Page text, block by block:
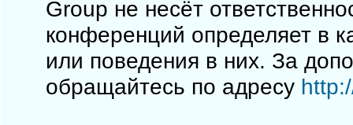
Group не несёт
конференций определяет в
или поведения в них. За
обращайтесь по адресу